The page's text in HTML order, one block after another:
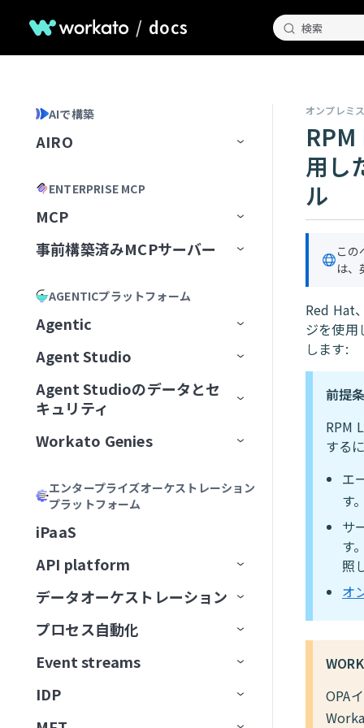
/ docs 検索
AIで構築
AIRO
チャット履歴の管理
AIROが知っていること
最初のブループリントを作成
AIROで構築
Formulaを記述
説明を生成
AIRO MCPサーバー
Acumen
ENTERPRISE MCP
MCP
MCP Registry
リクエスト
MCPサーバーツールの管理
MCPアプリの管理
MCPアプリDevelopment
クティス
MCPツール設計のベストプラク
認証
承認
セス
トラフィック管理
サードパーティサーバーへのプ
MCPサーバーログを表示
ガバナンス
リモートMCPサーバーをインスト
ール
MCPクライアントとしてのGenie
MCPサーバーのアクセスと設定
MCPサーバー制限を設定
GenieにMCPサーバースキルを追
Developer APIおよびEmbedded API
MCP
事前構築済みMCPサーバー
Canva
Confluence
Discord
Docusign
Dropbox
ElevenLabs
Excel
Freshdesk
加
ChatGPT
Microsoft Copilot
MCPサーバーをAIモデル組織
に公開
ChatGPT
Claude
AGENTICプラットフォーム
Agentic
Workato Agent Registry
エージェントバージョン管理
大規模アクションモデル
エージェントメモリ
ト
エージェント間通信
Genie会話の可観測性
スキル
データベースのスキル設計
スキル設計のベストプラクティ
ス
FAQ
Agent Studio
Genieの主要コンポーネント
AIモデルとジョブ説明
チャネルサポート
チャネルモード
チャネル認証
チャンネル応答を有効化
APIのチュートリアル
カスタムチャットUIの構築
ガードレール
プラクティス
ナレッジベース管理
データ取り込み
ナレッジベースドキュメント
ィス
スキルプロンプト
Genieの使用開始
Genieのスコープを計画する
クフローの設計
はじめてのGenieを作成する
追加
ナレッジベースを作成
スキルを作成
ファイルと画像をアップロー
ナレッジベースをConfluenceに
接続
GenieチャットからSlackメッセ
ージを送信
経費GenieでCoupa経費を検証
Telegramでパーソナルアシスタ
ントGenieを構築
ユーザーとアクセスの管理
析
ファイルと画像をアップロード
Agent Studioのデータとセ
キュリティ
セキュリティ
ユーザーIDを確立
動作の操作
PII匿名化パターン
検証済みユーザーアクセス
データ
Workato Genies
EDI Genie
機能
仕組み
EDI Genieのセットアップ
EDI Genieの使用
IT Support Genie
機能
仕組み
IT Support Genieのセットアッ
プ
License Genie
機能
仕組み
License Genieのセットアップ
営業
CPQ Genie
Rep Genie
エンタープライズオーケストレーション
プラットフォーム
iPaaS
API platform
API監視と分析
ダッシュボード
APIログ
ベストプラクティス
APIゲートウェイ
Edge Gateway
データオーケストレーション
コンセプト
データソース
サポートされているデータソー
送信先
プロセス自動化
エンタープライズ全体の接続性
イベント駆動型自動化
Event streams
Workato Event streams
IDP
オンプレミス
用し
ル
この
は、
Red Hat
ジを使用
します:
前提
RPM
する
エ
す。
サ
す
照
オ
OPA